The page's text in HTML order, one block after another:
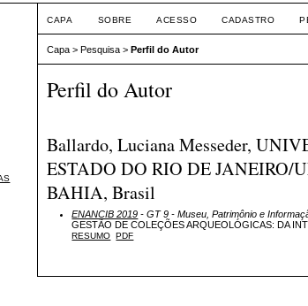
CAPA SOBRE ACESSO CADASTRO
Capa >Pesquisa >Perfil do Autor
Perfil do Autor
Ballardo, Luciana Messeder,
ESTADO DO RIO DE JANEIRO/
BAHIA, Brasil
ENANCIB 2019 - GT 9 - Museu, Patrimônio e
GESTÃO DE COLEÇÕES ARQUEOLÓGICAS: DA
RESUMO PDF